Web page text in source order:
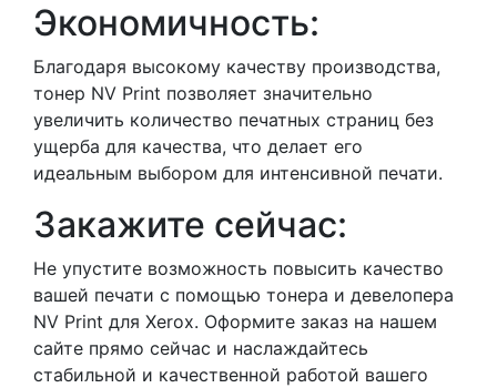
Экономичность:
Благодаря высокому качеству производства,
тонер NV Print позволяет значительно
увеличить количество печатных страниц без
ущерба для качества, что делает его
идеальным выбором для интенсивной печати.
Закажите сейчас:
Не упустите возможность повысить качество
вашей печати с помощью тонера и девелопера
NV Print для Xerox. Оформите заказ на нашем
сайте прямо сейчас и наслаждайтесь
стабильной и качественной работой вашего